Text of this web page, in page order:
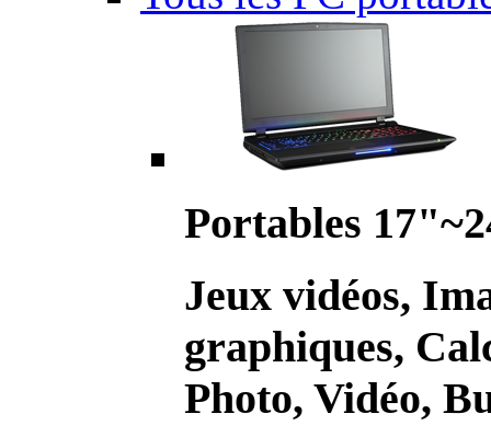
Portables
Jeux vidéos,
graphiques,
Photo, Vidéo,